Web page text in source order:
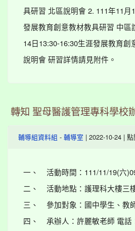
具研習 北區說明會 2. 111年11月
發展教育創意教材教具研習 中區
14日13:30-16:30生涯發展教育創
說明會 研習詳情請見附件。
轉知 聖母醫護管理專科學校
輔導組資料組 - 輔導室 | 2022-10-24 |
一、 活動時間：111/11/19(六
二、 活動地點：護理科大樓三
三、 參加對象：國中學生、教
四、 承辦人：許麗敏老師 電話